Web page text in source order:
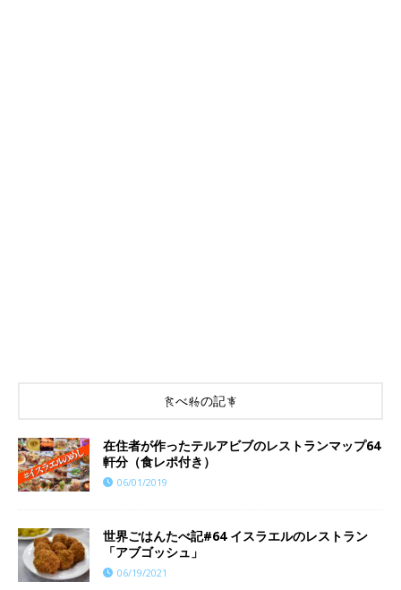
食べ物の記事
在住者が作ったテルアビブのレストランマップ64
軒分（食レポ付き）
06/01/2019
世界ごはんたべ記#64 イスラエルのレストラン
「アブゴッシュ」
06/19/2021